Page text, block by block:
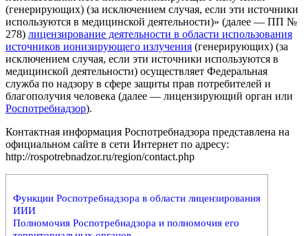
(генерирующих) (за исключением случая, если эти источники
используются в медицинской деятельности)» (далее — ПП №
278) лицензирование деятельности в области использования
источников ионизирующего излучения (генерирующих) (за
исключением случая, если эти источники используются в
медицинской деятельности) осуществляет Федеральная
служба по надзору в сфере защиты прав потребителей и
благополучия человека (далее — лицензирующий орган или
Роспотребнадзор).
Контактная информация Роспотребнадзора представлена на
официальном сайте в сети Интернет по адресу:
http://rospotrebnadzor.ru/region/contact.php
Функции Роспотребнадзора в области лицензирования
ИИИ
Полномочия Роспотребнадзора и полномочия его